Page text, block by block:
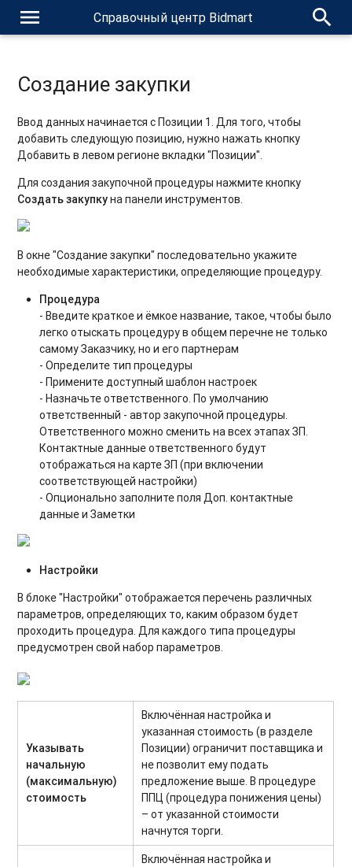
menu Справочный центр Bidmart search
Создание закупки
Ввод данных начинается с Позиции 1. Для того, чтобы
добавить следующую позицию, нужно нажать кнопку
Добавить в левом регионе вкладки "Позиции".
Для создания закупочной процедуры нажмите кнопку
Создать закупкуна панели инструментов.
В окне "Создание закупки" последовательно укажите
необходимые характеристики, определяющие процедуру.
Процедура
- Введите краткое и ёмкое название, такое, чтобы было
легко отыскать процедуру в общем перечне не только
самому Заказчику, но и его партнерам
- Определите тип процедуры
- Примените доступный шаблон настроек
- Назначьте ответственного. По умолчанию
ответственный - автор закупочной процедуры.
Ответственного можно сменить на всех этапах ЗП.
Контактные данные ответственного будут
отображаться на карте ЗП (при включении
соответствующей настройки)
- Опционально заполните поля Доп. контактные
данные и Заметки
Настройки
В блоке "Настройки" отображается перечень различных
параметров, определяющих то, каким образом будет
проходить процедура. Для каждого типа процедуры
предусмотрен свой набор параметров.
Указывать
начальную
(максимальную)
стоимость
Включённая настройка и
указанная стоимость (в разделе
Позиции) ограничит поставщика и
не позволит ему подать
предложение выше. В процедуре
ППЦ (процедура понижения цены)
– от указанной стоимости
начнутся торги.
Включённая настройка и